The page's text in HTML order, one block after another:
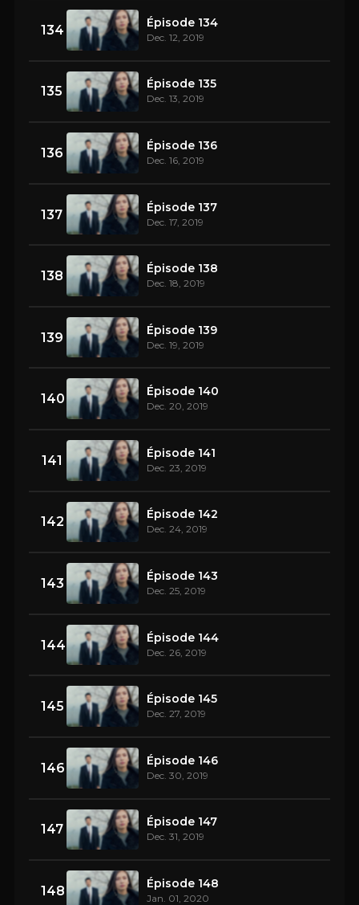
134 Épisode 134
Dec. 12, 2019
135 Épisode 135
Dec. 13, 2019
136 Épisode 136
Dec. 16, 2019
137 Épisode 137
Dec. 17, 2019
138 Épisode 138
Dec. 18, 2019
139 Épisode 139
Dec. 19, 2019
140 Épisode 140
Dec. 20, 2019
141 Épisode 141
Dec. 23, 2019
142 Épisode 142
Dec. 24, 2019
143 Épisode 143
Dec. 25, 2019
144 Épisode 144
Dec. 26, 2019
145 Épisode 145
Dec. 27, 2019
146 Épisode 146
Dec. 30, 2019
147 Épisode 147
Dec. 31, 2019
148 Épisode 148
Jan. 01, 2020